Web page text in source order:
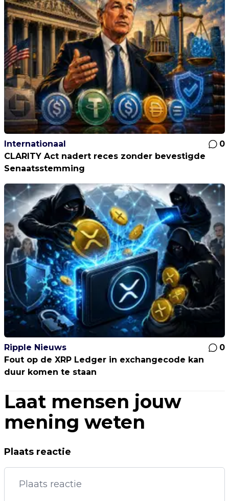
Internationaal
0
CLARITY Act nadert reces zonder bevestigde
Senaatsstemming
Ripple Nieuws
0
Fout op de XRP Ledger in exchangecode kan
duur komen te staan
Laat mensen jouw
mening weten
Plaats reactie